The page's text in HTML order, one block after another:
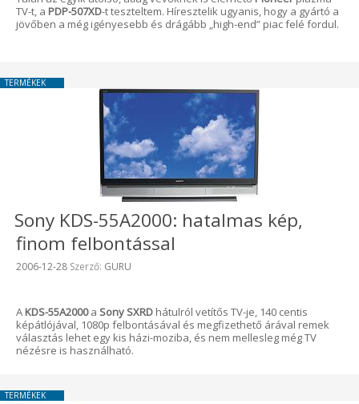
TV-t, a PDP-507XD-t teszteltem. Híresztelik ugyanis, hogy a gyártó a
jövőben a még igényesebb és drágább „high-end” piac felé fordul.
TERMÉKEK
Sony KDS-55A2000: hatalmas kép,
finom felbontással
Beküldve:
2006-12-28 Szerző: GURU
A KDS-55A2000a Sony SXRD hátulról vetítős TV-je, 140 centis
képátlójával, 1080p felbontásával és megfizethető árával remek
választás lehet egy kis házi-moziba, és nem mellesleg még TV
nézésre is használható.
TERMÉKEK